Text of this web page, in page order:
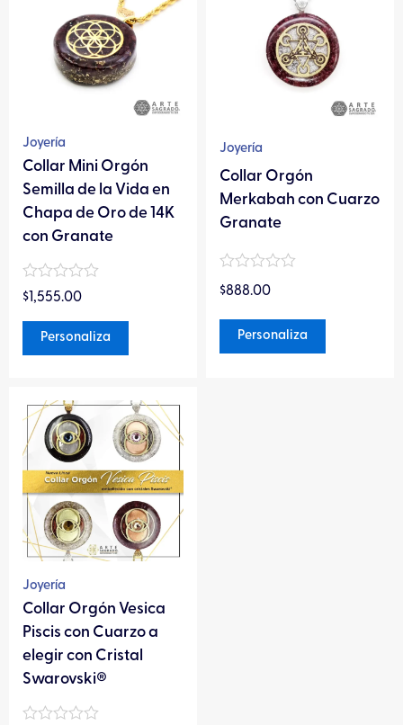
Joyería
Collar Mini Orgón
Semilla de la Vida en
Chapa de Oro de 14K
con Granate
$ 1,555.00
Personaliza
múltiples
variantes.
Las
se
elegir
en
la
Valorado
en
0
Joyería
Collar Orgón
Merkabah con Cuarzo
Granate
$888.00
Personaliza
múltiples
variantes.
Las
se
Valorado
en
Joyería
Collar Orgón Vesica
Piscis con Cuarzo a
elegir con Cristal
Swarovski®
producto
tiene
múltiples
variantes.
Las
opciones
se
elegir
en
la